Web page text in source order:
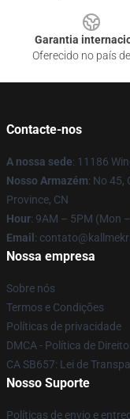
Garantia
Oferecido no país
Contacte-nos
A nossa sede: 11186
Nosso Armazém: No 45,
Province, CN
Hour: 9AM – 5PM (Mon
Email :
Nossa empresa
Sobre nós
Termos e Condições
Políticas de privacidade
DMCA - Política de
CA SB657: Lei de
Nosso Suporte
Políticas de envio e